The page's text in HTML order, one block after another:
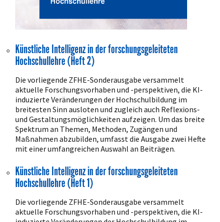
Künstliche Intelligenz in der forschungsgeleiteten
Hochschullehre (Heft 2)
Die vorliegende ZFHE-Sonderausgabe versammelt
aktuelle Forschungsvorhaben und -perspektiven, die KI-
induzierte Veränderungen der Hochschulbildung im
breitesten Sinn ausloten und zugleich auch Reflexions-
und Gestaltungsmöglichkeiten aufzeigen. Um das breite
Spektrum an Themen, Methoden, Zugängen und
Maßnahmen abzubilden, umfasst die Ausgabe zwei Hefte
mit einer umfangreichen Auswahl an Beiträgen.
Künstliche Intelligenz in der forschungsgeleiteten
Hochschullehre (Heft 1)
Die vorliegende ZFHE-Sonderausgabe versammelt
aktuelle Forschungsvorhaben und -perspektiven, die KI-